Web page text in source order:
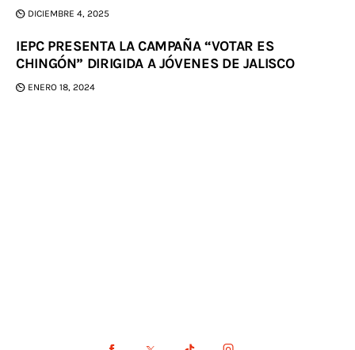
DICIEMBRE 4, 2025
IEPC PRESENTA LA CAMPAÑA “VOTAR ES
CHINGÓN” DIRIGIDA A JÓVENES DE JALISCO
ENERO 18, 2024